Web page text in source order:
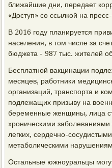
ближайшие дни, передает
«Доступ» со ссылкой на
В 2016 году планируется
населения, в том числе за
бюджета - 987 тыс. жителей
Бесплатной вакцинации
месяцев, работники
организаций, транспорта и
подлежащих призыву на
беременные женщины, лица
хроническими
легких, сердечно-
метаболическими
Остальные южноуральцы